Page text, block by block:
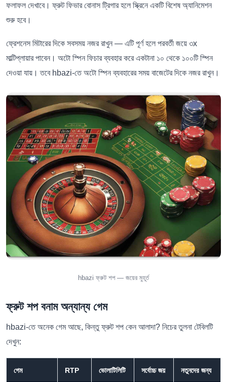
ফলাফল দেখাবে। ফ্রুট ফিভার বোনাস ট্রিগার হলে স্ক্রিনে একটি বিশেষ অ্যানিমেশন
শুরু হবে।
ফ্রেশনেস মিটারের দিকে সবসময় নজর রাখুন — এটি পূর্ণ হলে পরবর্তী জয়ে ৩x
মাল্টিপ্লায়ার পাবেন। অটো স্পিন ফিচার ব্যবহার করে একটানা ১০ থেকে ১০০টি স্পিন
দেওয়া যায়। তবে hbazi-তে অটো স্পিন ব্যবহারের সময় বাজেটের দিকে নজর রাখুন।
hbazi ফ্রুট শপ — জয়ের মুহূর্ত
ফ্রুট শপ বনাম অন্যান্য গেম
hbazi-তে অনেক গেম আছে, কিন্তু ফ্রুট শপ কেন আলাদা? নিচের তুলনা টেবিলটি
দেখুন:
গেম RTP ভোলাটিলিটি সর্বোচ্চ জয় নতুনদের জন্য